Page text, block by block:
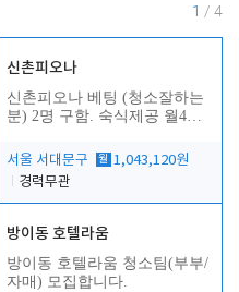
1 / 4
신촌피오나
신촌피오나 베팅 (청소잘하는
분) 2명 구함. 숙식제공 월4회
서울 서대문구
월 1,043,120원
경력무관
방이동 호텔라움
방이동 호텔라움 청소팀(부부/
자매) 모집합니다.